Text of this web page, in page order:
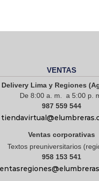
VENTAS
Delivery Lima y Regiones
De 8:00 a. m. a 5:00 p.
987 559 544
Ventas corporativas
Textos preuniversitarios
958 153 541